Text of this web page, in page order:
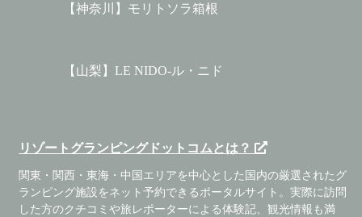
【神奈川】モリトソラ箱根
【山梨】LE NIDO-ル・ニド
リゾートグランピングドットコムとは？
関東・関西・東海・中国エリアを中心とした国内の厳選されたグ
ランピング施設をネット予約できるポータルサイト。実際に訪問
した方のクチコミや旅レポーターによる体験記、観光情報も満